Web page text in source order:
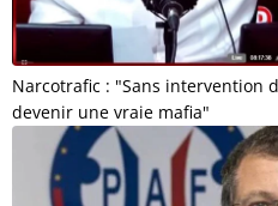
Narcotrafic : "Sans intervention
devenir une vraie mafia"